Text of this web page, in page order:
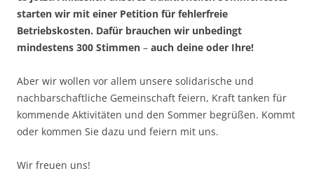
starten wir mit einer Petition für fehlerfreie
Betriebskosten. Dafür brauchen wir unbedingt
mindestens 300 Stimmen – auch deine oder Ihre!
Aber wir wollen vor allem unsere solidarische und
nachbarschaftliche Gemeinschaft feiern, Kraft tanken für
kommende Aktivitäten und den Sommer begrüßen. Kommt
oder kommen Sie dazu und feiern mit uns.
Wir freuen uns!